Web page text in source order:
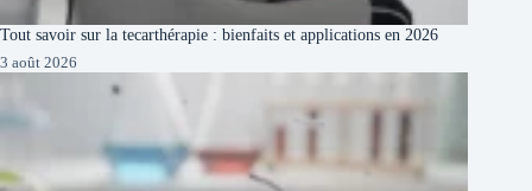
Tout savoir sur la tecarthérapie : bienfaits et applications en 2026
3 août 2026